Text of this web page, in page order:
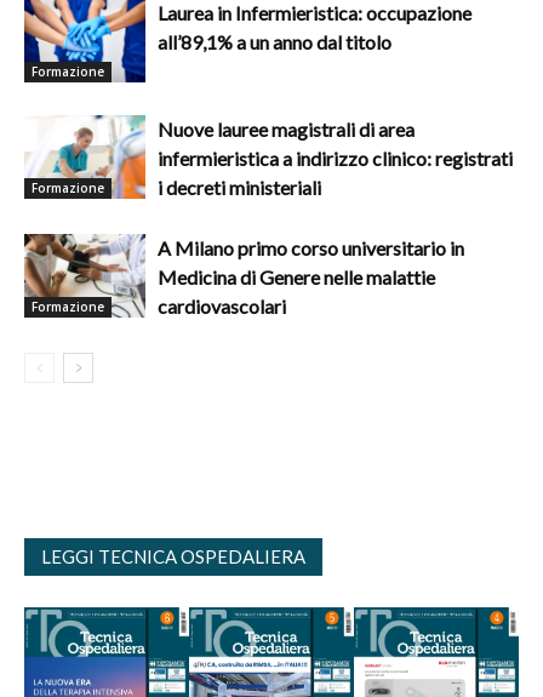
Formazione
Laurea in Infermieristica: occupazione
all’89,1% a un anno dal titolo
Formazione
Nuove lauree magistrali di area
infermieristica a indirizzo clinico: registrati
i decreti ministeriali
Formazione
A Milano primo corso universitario in
Medicina di Genere nelle malattie
cardiovascolari
LEGGI TECNICA OSPEDALIERA